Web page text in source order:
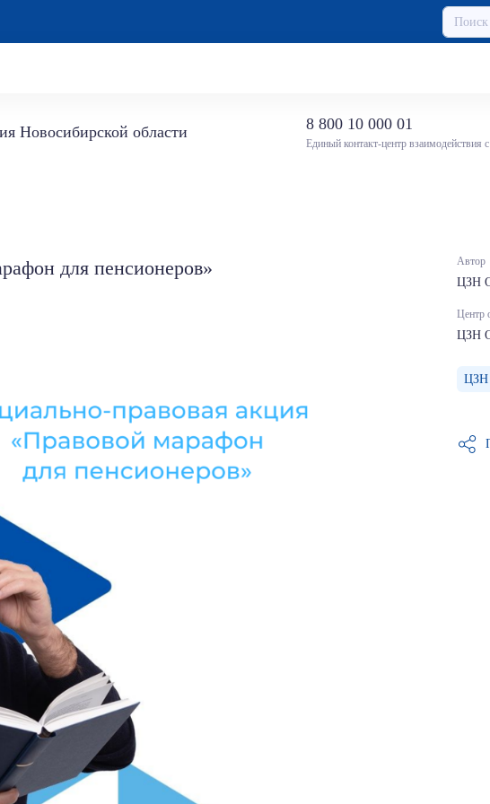
Новосибирской области 8 800 10 000 01
Единый контакт-центр взаимодействия
для пенсионеров» Автор
ЦЗН
Центр
ЦЗН
ЦЗН